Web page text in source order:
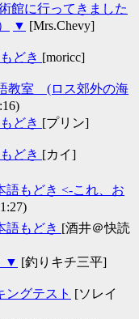
館に行ってきました
▼ [Mrs.Chevy]
どき [moricc]
教室 (ロス郊外の海
どき [プリン]
どき [カイ]
語もどき <-これ、お
語もどき [酒井＠快読
▼ [釣りキチ三平]
ングテスト [ソレイ